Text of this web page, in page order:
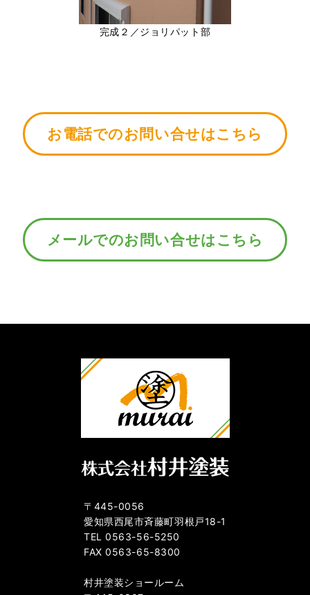
完成２／ジョリパット部
お電話でのお問い合せはこちら
メールでのお問い合せはこちら
〒445-0056
愛知県西尾市斉藤町羽根戸18-1
TEL 0563-56-5250
FAX 0563-65-8300
村井塗装ショールーム